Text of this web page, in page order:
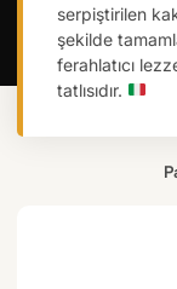
serpiştirilen
şekilde
ferahlatıcı
tatlısıdır.